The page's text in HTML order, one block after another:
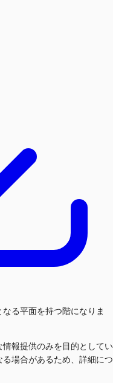
る平面を持つ階になりま
報提供のみを目的としてい
場合があるため、詳細につ